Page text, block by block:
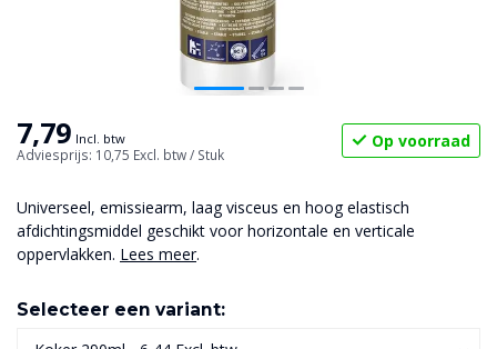
7,79 Incl. btw
Adviesprijs: 10,75 Excl. btw/ Stuk
Op voorraad
Universeel, emissiearm, laag visceus en hoog elastisch
afdichtingsmiddel geschikt voor horizontale en verticale
oppervlakken. Lees meer.
Selecteer een variant: